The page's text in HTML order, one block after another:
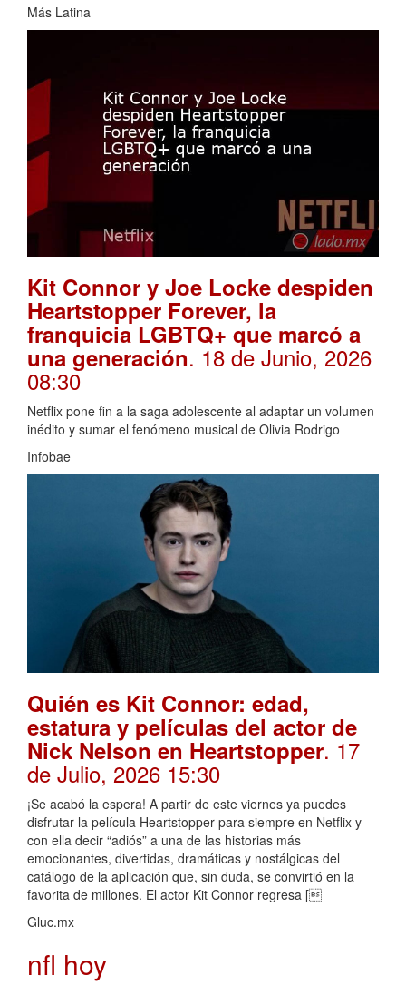
Más Latina
Kit Connor y Joe Locke despiden
Heartstopper Forever, la
franquicia LGBTQ+ que marcó a
una generación. 18 de Junio, 2026
08:30
Netflix pone fin a la saga adolescente al adaptar un volumen
inédito y sumar el fenómeno musical de Olivia Rodrigo
Infobae
Quién es Kit Connor: edad,
estatura y películas del actor de
Nick Nelson en Heartstopper. 17
de Julio, 2026 15:30
¡Se acabó la espera! A partir de este viernes ya puedes
disfrutar la película Heartstopper para siempre en Netflix y
con ella decir “adiós” a una de las historias más
emocionantes, divertidas, dramáticas y nostálgicas del
catálogo de la aplicación que, sin duda, se convirtió en la
favorita de millones. El actor Kit Connor regresa [
Gluc.mx
nfl hoy